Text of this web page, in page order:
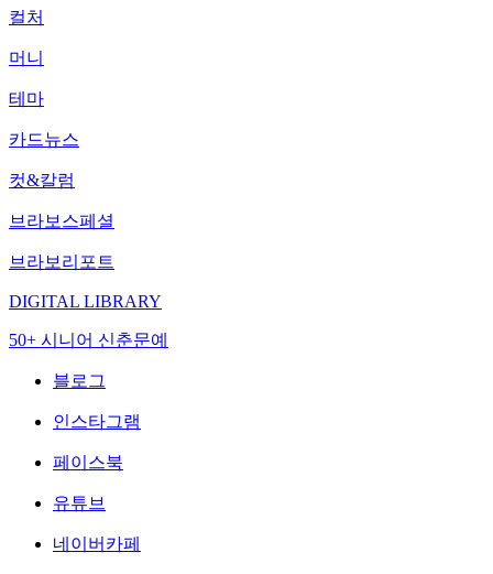
컬처
머니
테마
카드뉴스
컷&칼럼
브라보스페셜
브라보리포트
DIGITAL LIBRARY
50+ 시니어 신춘문예
블로그
인스타그램
페이스북
유튜브
네이버카페